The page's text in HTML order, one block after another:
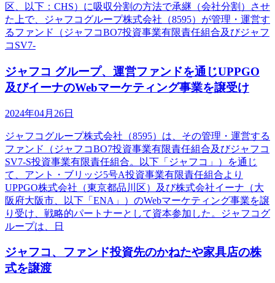
区、以下：CHS）に吸収分割の方法で承継（会社分割）させ
た上で、ジャフコグループ株式会社（8595）が管理・運営す
るファンド（ジャフコBO7投資事業有限責任組合及びジャフ
コSV7-
ジャフコ グループ、運営ファンドを通じUPPGO
及びイーナのWebマーケティング事業を譲受け
2024年04月26日
ジャフコグループ株式会社（8595）は、その管理・運営する
ファンド（ジャフコBO7投資事業有限責任組合及びジャフコ
SV7-S投資事業有限責任組合。以下「ジャフコ」）を通じ
て、アント・ブリッジ5号A投資事業有限責任組合より
UPPGO株式会社（東京都品川区）及び株式会社イーナ（大
阪府大阪市、以下「ENA」）のWebマーケティング事業を譲
り受け、戦略的パートナーとして資本参加した。ジャフコグ
ループは、日
ジャフコ、ファンド投資先のかねたや家具店の株
式を譲渡